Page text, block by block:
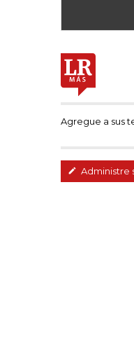
Agregue a sus
Administre